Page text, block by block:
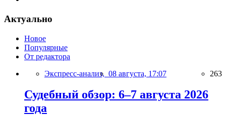
Актуально
Новое
Популярные
От редактора
Экспресс-анализ, 08 августа, 17:07 263
Судебный обзор: 6–7 августа 2026
года